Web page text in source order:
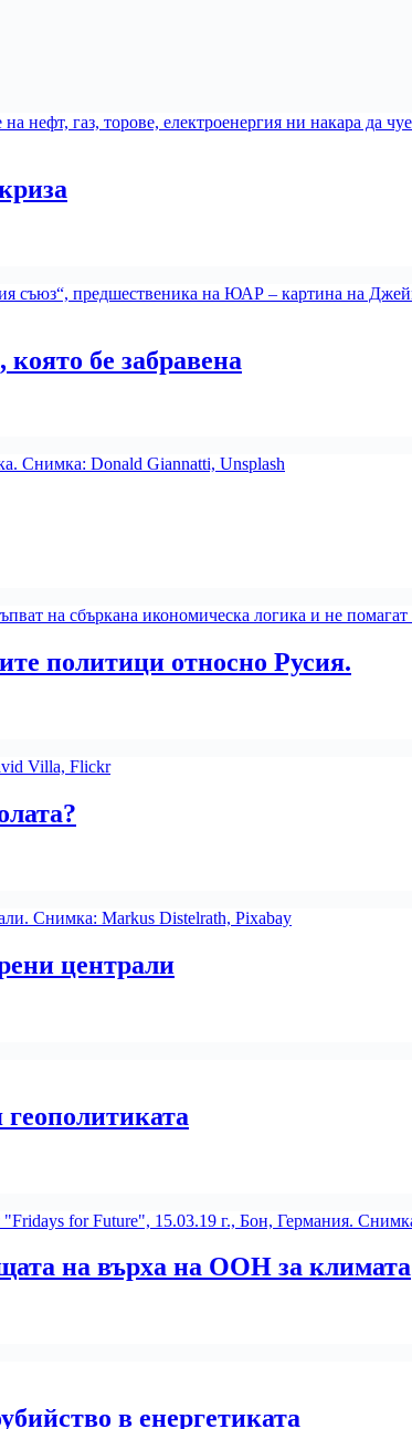
бе забравена
политици относно Русия.
централи
на върха на ООН за климата
в енергетиката